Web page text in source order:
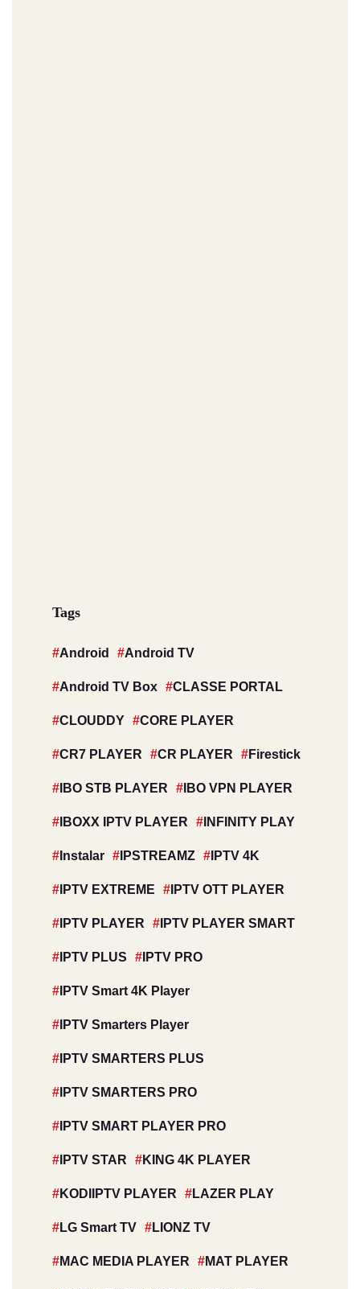
Tags
Android Android TV
Android TV Box CLASSE PORTAL
CLOUDDY CORE PLAYER
CR7 PLAYER CR PLAYER Firestick
IBO STB PLAYER IBO VPN PLAYER
IBOXX IPTV PLAYER INFINITY PLAY
Instalar IPSTREAMZ IPTV 4K
IPTV EXTREME IPTV OTT PLAYER
IPTV PLAYER IPTV PLAYER SMART
IPTV PLUS IPTV PRO
IPTV Smart 4K Player
IPTV Smarters Player
IPTV SMARTERS PLUS
IPTV SMARTERS PRO
IPTV SMART PLAYER PRO
IPTV STAR KING 4K PLAYER
KODIIPTV PLAYER LAZER PLAY
LG Smart TV LIONZ TV
MAC MEDIA PLAYER MAT PLAYER